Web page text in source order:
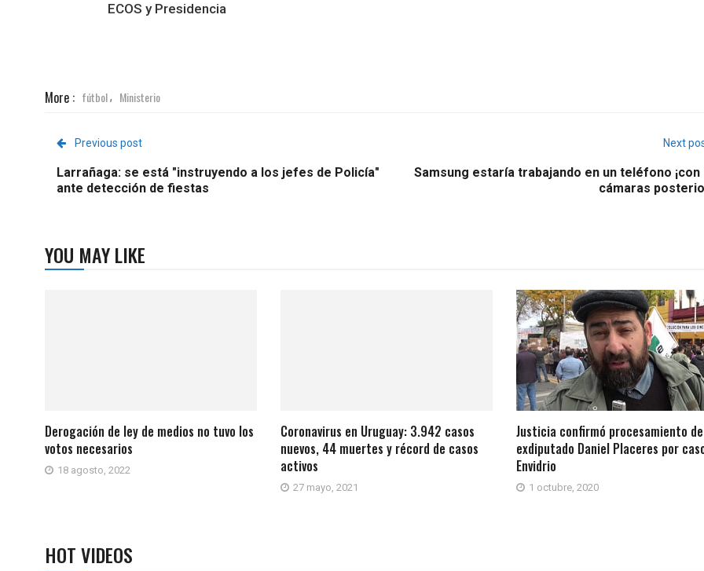
ECOS y Presidencia
More : fútbol, Ministerio
Previous post
Larrañaga: se está "instruyendo a los jefes de Policía"
ante detección de fiestas
Next
Samsung estaría trabajando en un teléfono ¡con
cámaras
YOU MAY LIKE
Derogación de ley de medios no tuvo los
votos necesarios
18 agosto, 2022
Coronavirus en Uruguay: 3.942 casos
nuevos, 44 muertes y récord de casos
activos
27 mayo, 2021
Justicia confirmó procesamiento
exdiputado Daniel Placeres por
Envidrio
1 octubre, 2020
HOT VIDEOS